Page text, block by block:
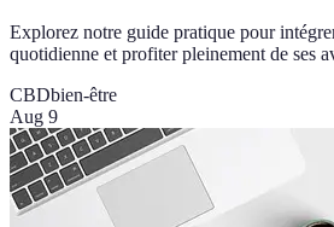
Explorez notre guide pratique pour
quotidienne et profiter pleinement de ses
CBDbien-être
Aug 9